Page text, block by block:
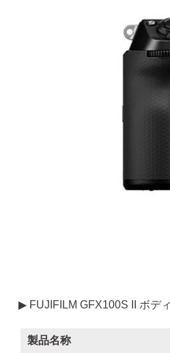
▶ FUJIFILM GFX100S II ボディ
製品名称